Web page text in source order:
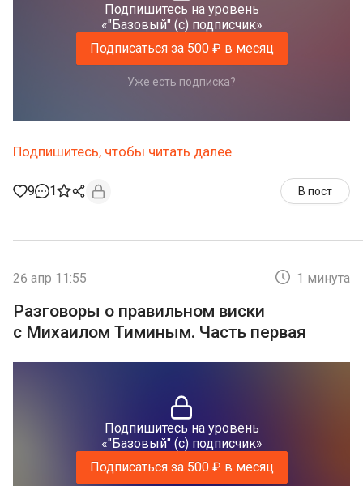
Подпишитесь на уровень
«"Базовый" (с) подписчик»
Подписаться за 500 ₽ в месяц
Уже есть подписка?
Подпишитесь, чтобы читать далее
9 1 В пост
26 апр 11:55 1 минута
Разговоры о правильном виски
с Михаилом Тиминым. Часть первая
Подпишитесь на уровень
«"Базовый" (с) подписчик»
Подписаться за 500 ₽ в месяц